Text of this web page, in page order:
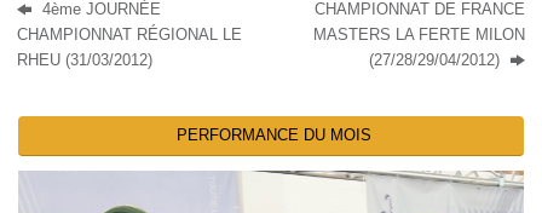
4ème JOURNÉE
CHAMPIONNAT RÉGIONAL LE
RHEU (31/03/2012)
CHAMPIONNAT DE FRANCE
MASTERS LA FERTE MILON
(27/28/29/04/2012)
PERFORMANCE DU MOIS